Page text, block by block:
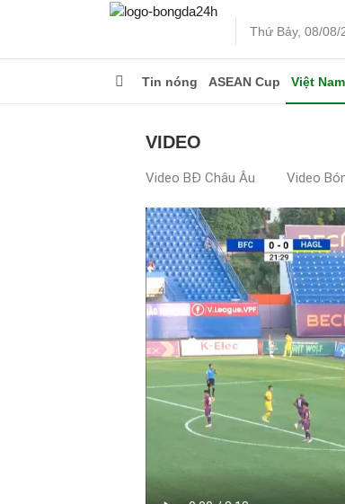
Thứ Bảy, 08/08/
Tin nóng ASEAN Cup Việt Nam
VIDEO
Video BĐ Châu Âu Video